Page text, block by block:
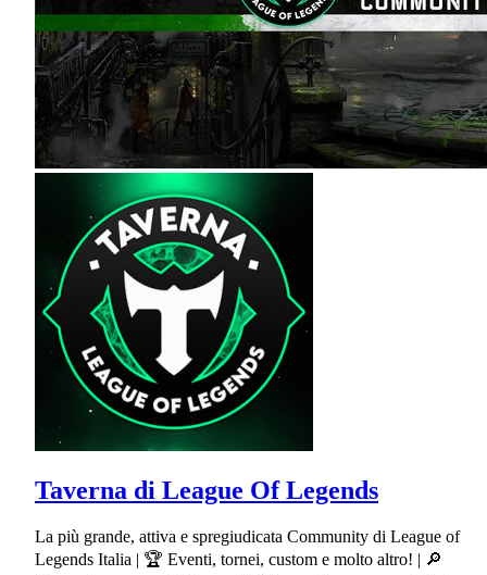
Taverna di League Of Legends
La più grande, attiva e spregiudicata Community di League of
Legends Italia | 🏆 Eventi, tornei, custom e molto altro! | 🔎